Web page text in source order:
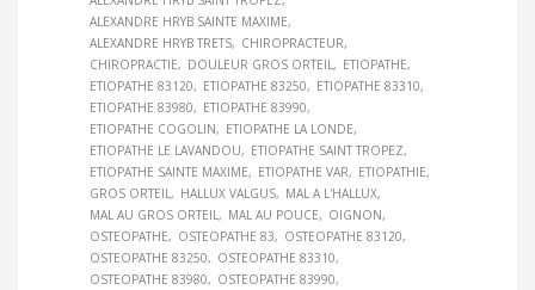
ALEXANDRE HRYB SAINTE MAXIME
ALEXANDRE HRYB TRETS
CHIROPRACTEUR
CHIROPRACTIE
DOULEUR GROS ORTEIL
ETIOPATHE
ETIOPATHE 83120
ETIOPATHE 83250
ETIOPATHE 83310
ETIOPATHE 83980
ETIOPATHE 83990
ETIOPATHE COGOLIN
ETIOPATHE LA LONDE
ETIOPATHE LE LAVANDOU
ETIOPATHE SAINT TROPEZ
ETIOPATHE SAINTE MAXIME
ETIOPATHE VAR
ETIOPATHIE
GROS ORTEIL
HALLUX VALGUS
MAL A L'HALLUX
MAL AU GROS ORTEIL
MAL AU POUCE
OIGNON
OSTEOPATHE
OSTEOPATHE 83
OSTEOPATHE 83120
OSTEOPATHE 83250
OSTEOPATHE 83310
OSTEOPATHE 83980
OSTEOPATHE 83990